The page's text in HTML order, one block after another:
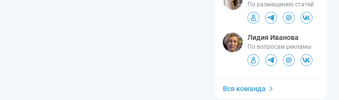
По размещению статей
Лидия Иванова
По вопросам рекламы
Вся команда